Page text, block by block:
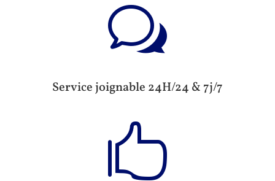
w
Service joignable 24H/24 & 7j/7
